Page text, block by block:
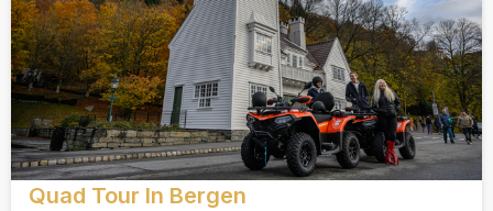
Quad Tour In Bergen